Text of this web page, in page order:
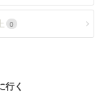
0
行く